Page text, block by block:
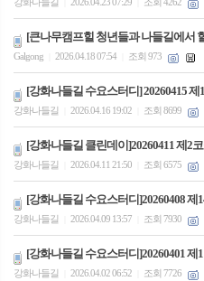
[큰나무캠프힐 청년들과 나들길에서
Galgong 2026.04.18 07:54 조회 973
[강화나들길 수요스터디] 20260415
강화나들길 2026.04.16 19:02 조회 8699
[강화나들길 클린데이]20260411 제2
강화나들길 2026.04.11 21:50 조회 6575
[강화나들길 수요스터디]20260408
강화나들길 2026.04.09 13:57 조회 7930
[강화나들길 수요스터디]20260401
강화나들길 2026.04.02 06:52 조회 7726